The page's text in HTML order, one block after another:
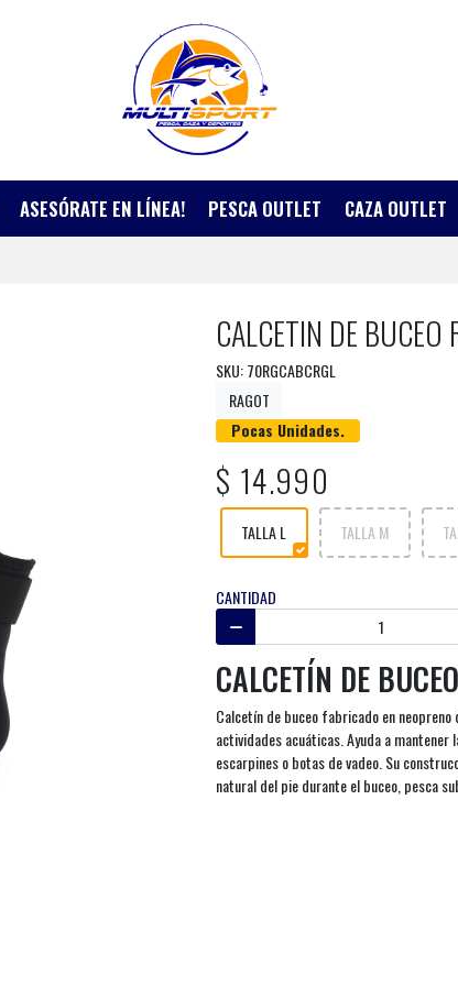
ASESÓRATE EN LÍNEA! PESCA OUTLET CAZA OUTLET
CALCETIN DE
SKU: 70RGCABCRGL
RAGOT
Pocas Unidades.
$ 14.990
TALLA L TALLA M
CANTIDAD
CALCETÍN DE
Calcetín de buceo fabricado en
actividades acuáticas. Ayuda a
escarpines o botas de vadeo. Su
natural del pie durante el buceo, pesca